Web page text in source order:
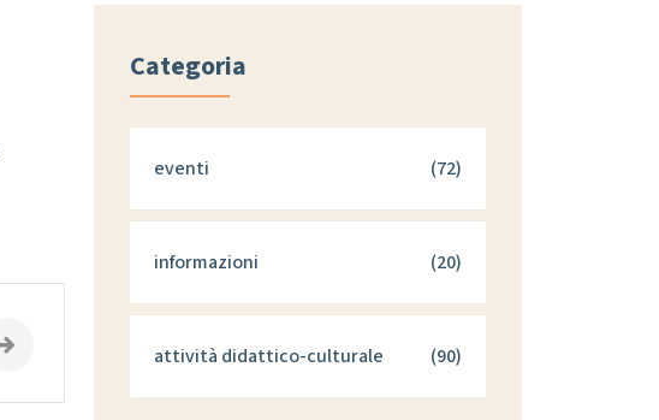
Categoria
eventi (72)
informazioni (20)
attività didattico-culturale (90)